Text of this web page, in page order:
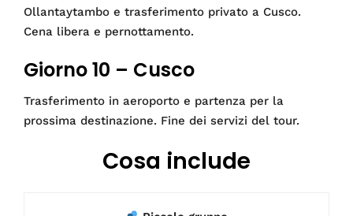
Ollantaytambo e trasferimento privato a Cusco.
Cena libera e pernottamento.
Giorno 10 – Cusco
Trasferimento in aeroporto e partenza per la
prossima destinazione. Fine dei servizi del tour.
Cosa include